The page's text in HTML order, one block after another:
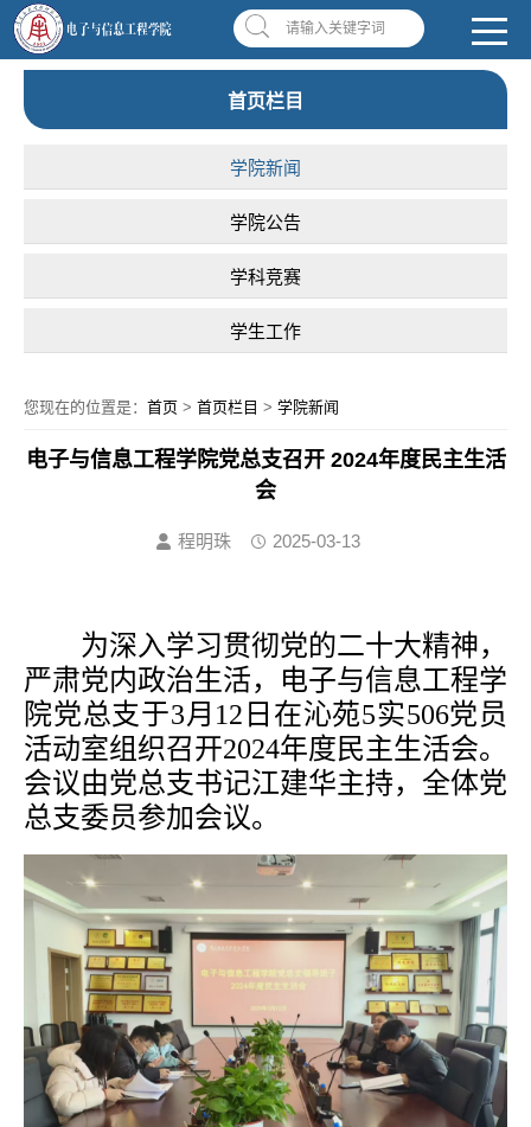
南昌应用技术师范学院，助你圆梦! 学校首页| OA系统 违反师德举报信箱
请输入关键字词
首页栏目
学院新闻
学院公告
学科竞赛
学生工作
您现在的位置是： 首页 > 首页栏目 > 学院新闻
电子与信息工程学院党总支召开 2024年度民主生活
会
程明珠 2025-03-13
为深入学习贯彻党的二十大精神，
严肃党内政治生活，电子与信息工程学
院党总支于3月12日在沁苑5实506党员
活动室组织召开2024年度民主生活会。
会议由党总支书记江建华主持，全体党
总支委员参加会议。